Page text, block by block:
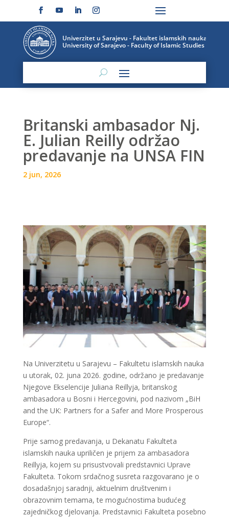
Britanski ambasador Nj.
E. Julian Reilly održao
predavanje na UNSA FIN
2 jun, 2026
Na Univerzitetu u Sarajevu – Fakultetu islamskih nauka
u utorak, 02. juna 2026. godine, održano je predavanje
Njegove Ekselencije Juliana Reillyja, britanskog
ambasadora u Bosni i Hercegovini, pod nazivom „BiH
and the UK: Partners for a Safer and More Prosperous
Europe“.
Prije samog predavanja, u Dekanatu Fakulteta
islamskih nauka upriličen je prijem za ambasadora
Reillyja, kojem su prisustvovali predstavnici Uprave
Fakulteta. Tokom srdačnog susreta razgovarano je o
dosadašnjoj saradnji, aktuelnim društvenim i
obrazovnim temama, te mogućnostima budućeg
zajedničkog djelovanja. Predstavnici Fakulteta posebno